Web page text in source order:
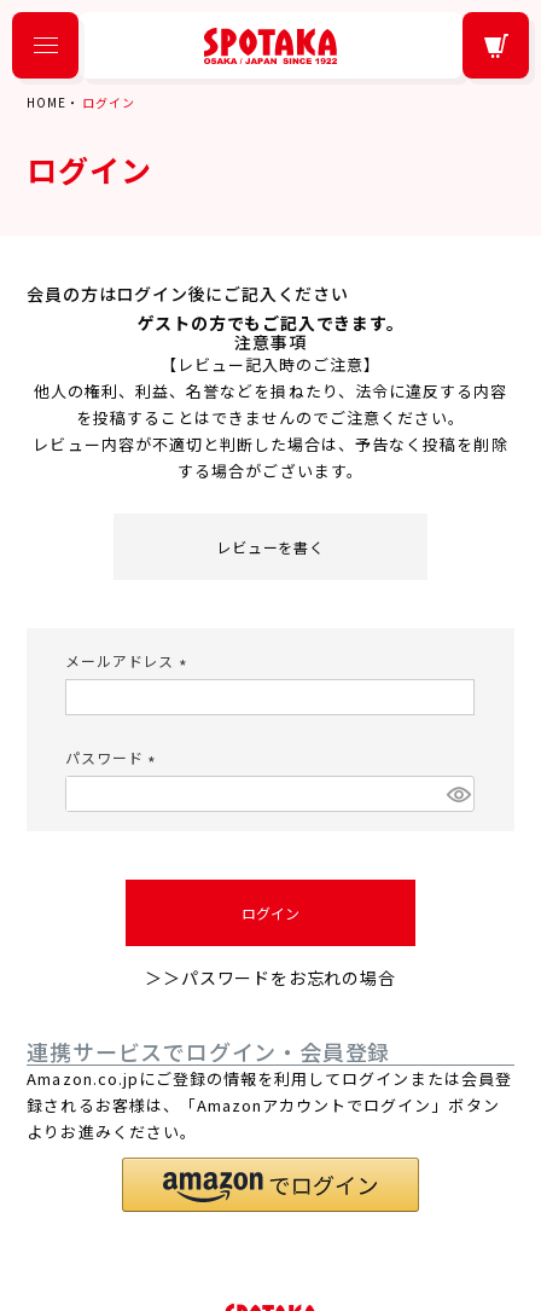
HOME ログイン
ログイン
会員の方はログイン後にご記入ください
ゲストの方でもご記入できます。
注意事項
【レビュー記入時のご注意】
他人の権利、利益、名誉などを損ねたり、法令に違反する内容
を投稿することはできませんのでご注意ください。
レビュー内容が不適切と判断した場合は、予告なく投稿を削除
する場合がございます。
レビューを書く
メールアドレス
須)
パスワード
須)
ログイン
＞＞パスワードをお忘れの場合
連携サービスでログイン・会員登録
Amazon.co.jpにご登録の情報を利用してログインまたは会員登
録されるお客様は、「Amazonアカウントでログイン」ボタン
よりお進みください。